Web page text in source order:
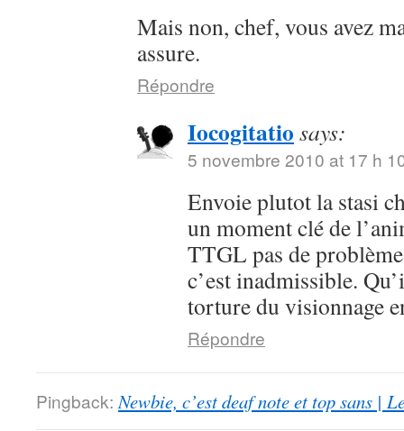
Mais non, chef, vous avez
assure.
Répondre
Iocogitatio says:
5 novembre 2010 at 17 h
Envoie plutot la stasi
un moment clé de
TTGL pas de
c’est inadmissible.
torture du visionnage
Répondre
Pingback: Newbie, c’est deaf note et top sans |